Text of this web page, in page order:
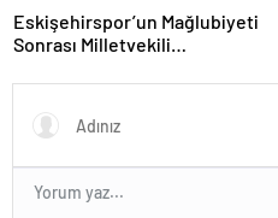
Eskişehirspor’un Mağlubiyeti
Sonrası Milletvekili